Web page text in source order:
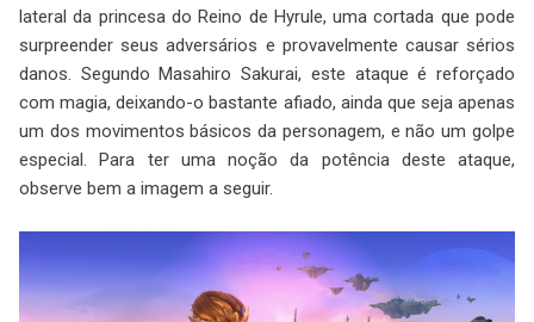
lateral da princesa do Reino de Hyrule, uma cortada que pode
surpreender seus adversários e provavelmente causar sérios
danos. Segundo Masahiro Sakurai, este ataque é reforçado
com magia, deixando-o bastante afiado, ainda que seja apenas
um dos movimentos básicos da personagem, e não um golpe
especial. Para ter uma noção da potência deste ataque,
observe bem a imagem a seguir.